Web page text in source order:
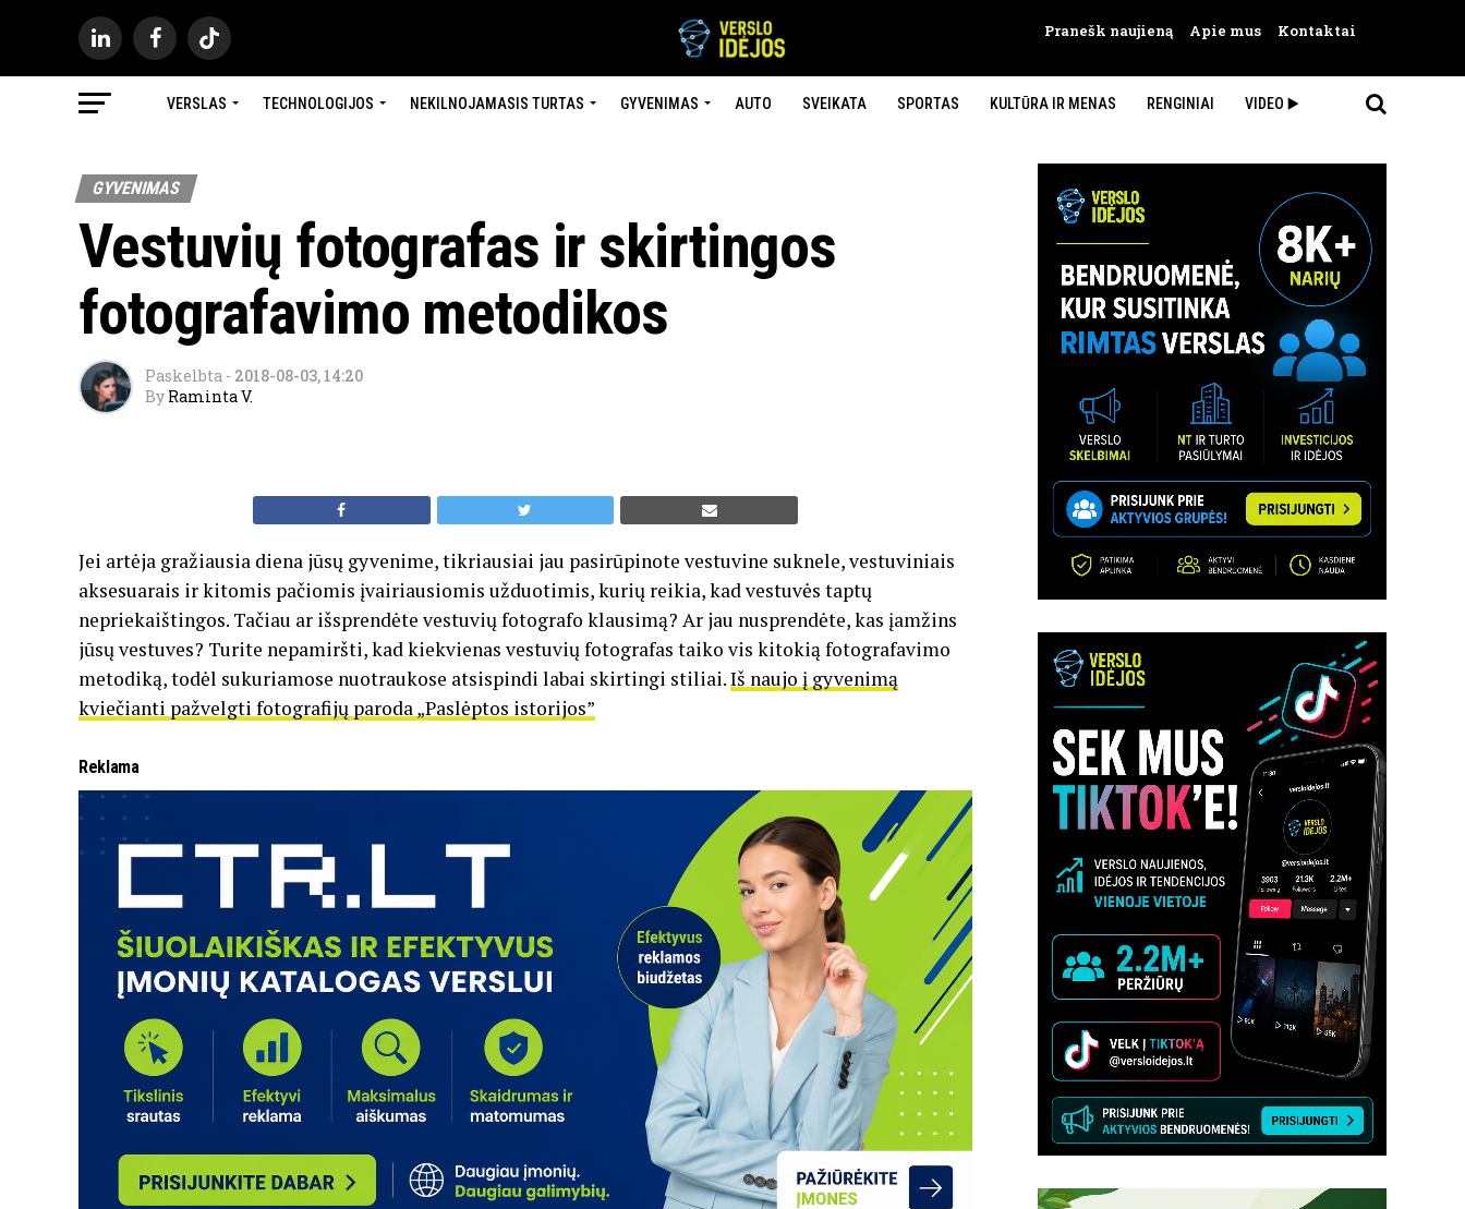
Pranešk naujieną Apie mus Kontaktai
VERSLAS TECHNOLOGIJOS NEKILNOJAMASIS TURTAS GYVENIMAS AUTO SVEIKATA SPORTAS KULTŪRA IR MENAS RENGINIAI VIDEO ▶️
GYVENIMAS
Vestuvių fotografas ir skirtingos
fotografavimo metodikos
Paskelbta - 2018-08-03, 14:20
By Raminta V.
Jei artėja gražiausia diena jūsų gyvenime, tikriausiai jau pasirūpinote vestuvine suknele, vestuviniais
aksesuarais ir kitomis pačiomis įvairiausiomis užduotimis, kurių reikia, kad vestuvės taptų
nepriekaištingos. Tačiau ar išsprendėte vestuvių fotografo klausimą? Ar jau nusprendėte, kas įamžins
jūsų vestuves? Turite nepamiršti, kad kiekvienas vestuvių fotografas taiko vis kitokią fotografavimo
metodiką, todėl sukuriamose nuotraukose atsispindi labai skirtingi stiliai.Iš naujo į gyvenimą
kviečianti pažvelgti fotografijų paroda „Paslėptos istorijos”
Reklama